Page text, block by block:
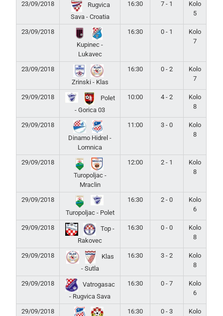
23/09/2018
Rugvica
Sava - Croatia
16:30 7 - 1
Kolo
5
23/09/2018
Kupinec -
Lukavec
16:30 0 - 1
Kolo
7
23/09/2018
Zrinski - Klas
16:30 0 - 2
Kolo
7
29/09/2018
Polet
- Gorica 03
10:00 4 - 2
Kolo
8
29/09/2018
Dinamo Hidrel -
Lomnica
11:00 3 - 0
Kolo
8
29/09/2018
Turopoljac -
Mraclin
12:00 2 - 1
Kolo
8
29/09/2018
Turopoljac - Polet
16:30 2 - 0
Kolo
6
29/09/2018
Top -
Rakovec
16:30 0 - 0
Kolo
8
29/09/2018
Klas
- Sutla
16:30 3 - 2
Kolo
8
29/09/2018
Vatrogasac
- Rugvica Sava
16:30 0 - 7
Kolo
6
29/09/2018
16:30 0 - 3
Kolo